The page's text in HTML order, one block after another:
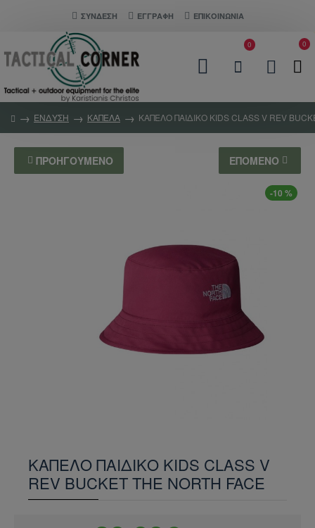
ΣΎΝΔΕΣΗ ΕΓΓΡΑΦΗ ΕΠΙΚΟΙΝΩΝΊΑ
0 0
ΕΝΔΥΣΗ ΚΑΠΕΛΑ ΚΑΠΕΛΟ ΠΑΙΔΙΚΟ KIDS CLASS V REV
ΠΡΟΗΓΟΎΜΕΝΟ ΕΠΌΜΕΝΟ
-10 %
ΚΑΠΕΛΟ ΠΑΙΔΙΚΟ KIDS CLASS V
REV BUCKET THE NORTH FACE